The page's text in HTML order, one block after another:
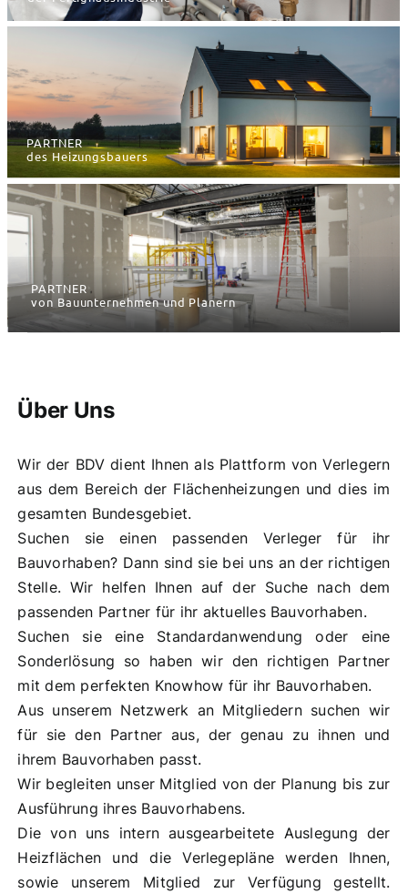
PARTNER
von Bauunternehmen und Planern
PARTNER
des Heizungsbauers
Über Uns
Wir der BDV dient Ihnen als Plattform von Verlegern
aus dem Bereich der Flächenheizungen und dies im
gesamten Bundesgebiet.
Suchen sie einen passenden Verleger für ihr
Bauvorhaben? Dann sind sie bei uns an der richtigen
Stelle. Wir helfen Ihnen auf der Suche nach dem
passenden Partner für ihr aktuelles Bauvorhaben.
Suchen sie eine Standardanwendung oder eine
Sonderlösung so haben wir den richtigen Partner
mit dem perfekten Knowhow für ihr Bauvorhaben.
Aus unserem Netzwerk an Mitgliedern suchen wir
für sie den Partner aus, der genau zu ihnen und
ihrem Bauvorhaben passt.
Wir begleiten unser Mitglied von der Planung bis zur
Ausführung ihres Bauvorhabens.
Die von uns intern ausgearbeitete Auslegung der
Heizflächen und die Verlegepläne werden Ihnen,
sowie unserem Mitglied zur Verfügung gestellt.